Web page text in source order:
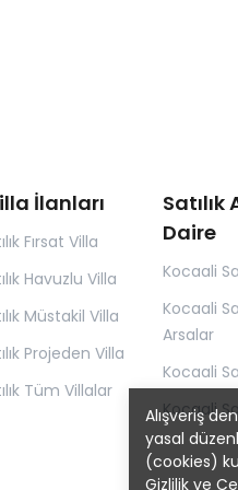
Alışveriş
yasal
(cookies)
Gizlilik ve
İlanları
Fırsat Villa
Havuzlu Villa
Müstakil Villa
Projeden Villa
Tüm Villalar
Satılık
Daire
Kocaali
Kocaali
Arsalar
Kocaali
Kocaali